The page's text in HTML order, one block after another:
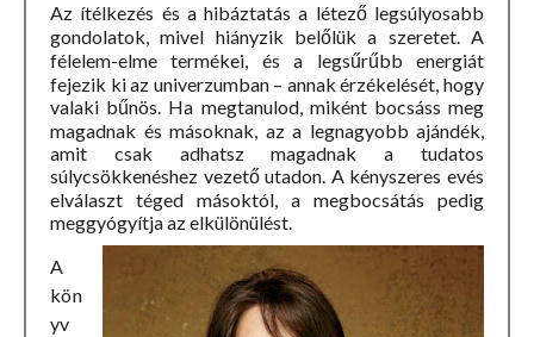
Az ítélkezés és a hibáztatás a létező legsúlyosabb
gondolatok, mivel hiányzik belőlük a szeretet. A
félelem-elme termékei, és a legsűrűbb energiát
fejezik ki az univerzumban – annak érzékelését, hogy
valaki bűnös. Ha megtanulod, miként bocsáss meg
magadnak és másoknak, az a legnagyobb ajándék,
amit csak adhatsz magadnak a tudatos
súlycsökkenéshez vezető utadon. A kényszeres evés
elválaszt téged másoktól, a megbocsátás pedig
meggyógyítja az elkülönülést.
A
kön
yv